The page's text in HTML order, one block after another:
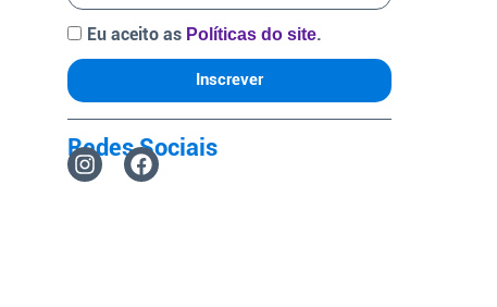
Eu aceito as Políticas do site.
Inscrever
Redes Sociais